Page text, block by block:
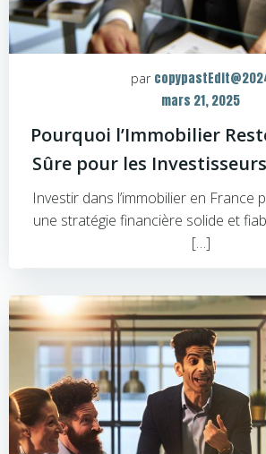
par
mars 21, 2025
Pourquoi l’Immobilier
Sûre pour les
Investir dans l’immobilier en France
une stratégie financière solide et
[…]